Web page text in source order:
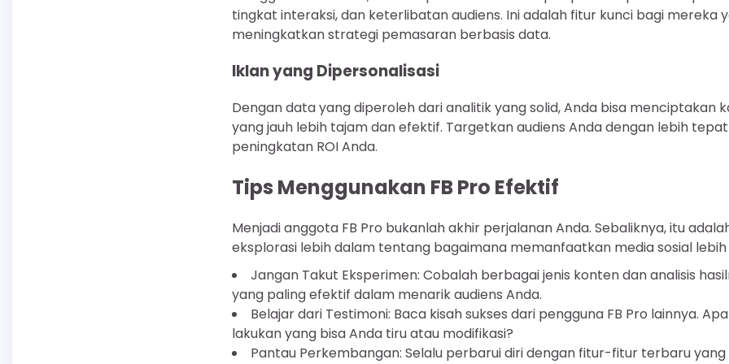
tingkat interaksi, dan keterlibatan audiens. Ini adalah fitur kunci bagi mereka
meningkatkan strategi pemasaran berbasis data.
Iklan yang Dipersonalisasi
Dengan data yang diperoleh dari analitik yang solid, Anda bisa menciptakan
yang jauh lebih tajam dan efektif. Targetkan audiens Anda dengan lebih
peningkatan ROI Anda.
Tips Menggunakan FB Pro Efektif
Menjadi anggota FB Pro bukanlah akhir perjalanan Anda. Sebaliknya, itu
eksplorasi lebih dalam tentang bagaimana memanfaatkan media sosial lebih
Jangan Takut Eksperimen: Cobalah berbagai jenis konten dan analisis
yang paling efektif dalam menarik audiens Anda.
Belajar dari Testimoni: Baca kisah sukses dari pengguna FB Pro lainnya.
lakukan yang bisa Anda tiru atau modifikasi?
Pantau Perkembangan: Selalu perbarui diri dengan fitur-fitur terbaru yang